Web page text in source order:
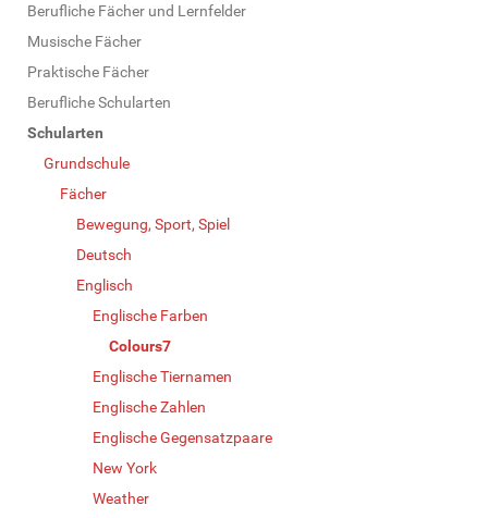
Berufliche Fächer und Lernfelder
Musische Fächer
Praktische Fächer
Berufliche Schularten
Schularten
Grundschule
Fächer
Bewegung, Sport, Spiel
Deutsch
Englisch
Englische Farben
Colours7
Englische Tiernamen
Englische Zahlen
Englische Gegensatzpaare
New York
Weather